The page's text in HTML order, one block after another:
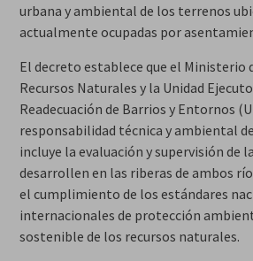
urbana y ambiental de los terrenos
actualmente ocupadas por
El decreto establece que el Ministerio
Recursos Naturales y la Unidad
Readecuación de Barrios y Entornos
responsabilidad técnica y ambiental
incluye la evaluación y supervisión de
desarrollen en las riberas de ambos
el cumplimiento de los estándares
internacionales de protección
sostenible de los recursos naturales.